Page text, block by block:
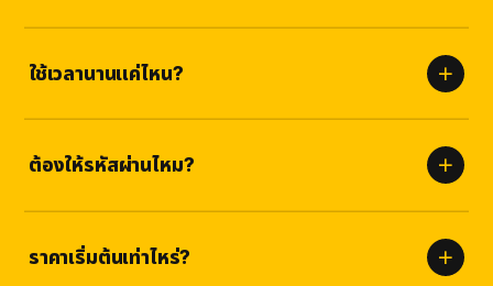
ใช้เวลานานแค่ไหน?
ธรรมชาติและปลอดภัย
ต้องให้รหัสผ่านไหม?
ปลอดภัยสูง
ราคาเริ่มต้นเท่าไหร่?